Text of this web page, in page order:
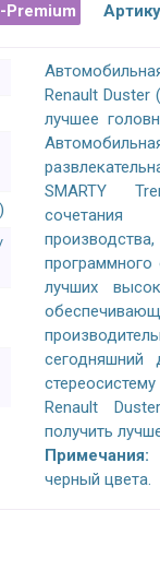
Premium
Renault Duster
лучшее
SMARTY
сочетания
программного
лучших
сегодняшний
Renault
получить
Примечания:
черный цвета.